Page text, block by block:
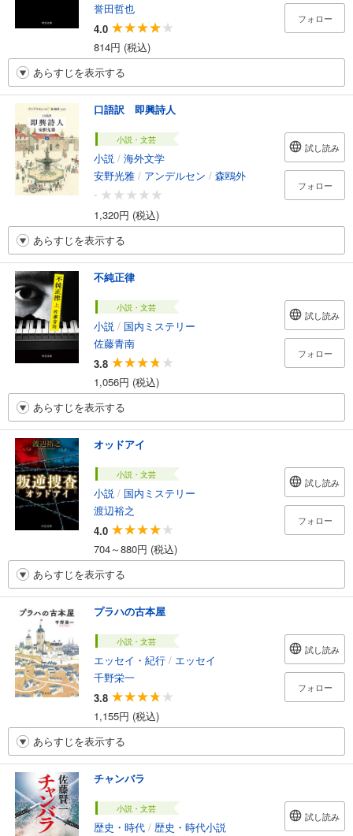
誉田哲也
4.0
814円 (税込)
フォロー
あらすじを表示する
口語訳 即興詩人
小説・文芸
小説 / 海外文学
安野光雅 / アンデルセン / 森鴎外
-
1,320円 (税込)
試し読み
フォロー
あらすじを表示する
不純正律
小説・文芸
小説 / 国内ミステリー
佐藤青南
3.8
1,056円 (税込)
試し読み
フォロー
あらすじを表示する
オッドアイ
小説・文芸
小説 / 国内ミステリー
渡辺裕之
4.0
704～880円 (税込)
試し読み
フォロー
あらすじを表示する
プラハの古本屋
小説・文芸
エッセイ・紀行 / エッセイ
千野栄一
3.8
1,155円 (税込)
試し読み
フォロー
あらすじを表示する
チャンバラ
小説・文芸
歴史・時代 / 歴史・時代小説
試し読み